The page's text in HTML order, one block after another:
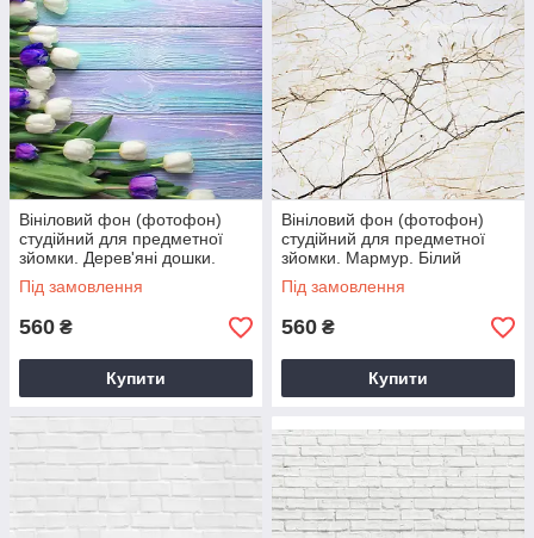
Вініловий фон (фотофон)
студійний для предметної
зйомки. Дерев'яні дошки.
Тюльпани. Світлий блакитний
Під замовлення
560 ₴
Купити
Вініловий фон (фотофон)
студійний для предметної
зйомки. Мармур. Білий
Під замовлення
560 ₴
Купити